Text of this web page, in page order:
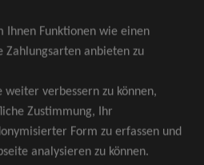
Sitzplätze, welche
vergeben
doch nicht verfügbar
von uns Tickets für die
Kategorie. Und das
völlig automatisch.
Ihnen Funktionen wie einen
Zahlungsarten anbieten zu
weiter verbessern zu können,
Zustimmung, Ihr
Form zu erfassen und
analysieren zu können.